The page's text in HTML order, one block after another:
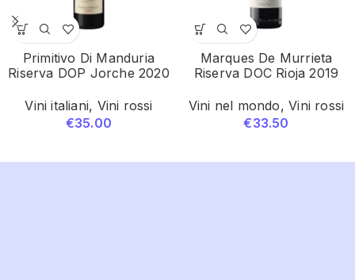
Primitivo Di Manduria
Riserva DOP Jorche 2020
Vini italiani, Vini rossi
€35.00
Marques De Murrieta
Riserva DOC Rioja 2019
Vini nel mondo,Vini rossi
€33.50